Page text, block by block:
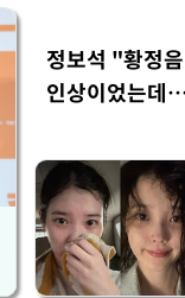
정보석 "황정
인상이었는데